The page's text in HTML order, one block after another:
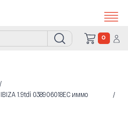
0
1.9tdi 038906018EC иммо